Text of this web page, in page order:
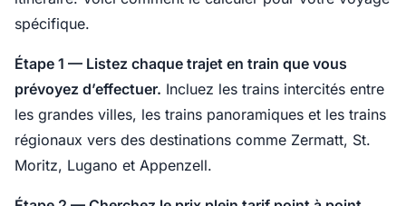
spécifique.
Étape 1 — Listez chaque trajet en train que vous
prévoyez d’effectuer. Incluez les trains intercités entre
les grandes villes, les trains panoramiques et les trains
régionaux vers des destinations comme Zermatt, St.
Moritz, Lugano et Appenzell.